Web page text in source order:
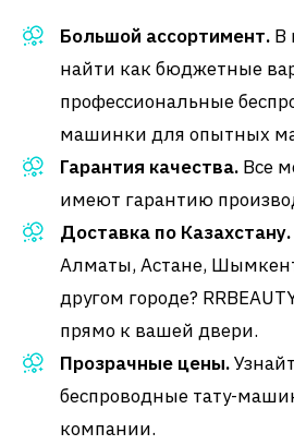
Большой ассортимент. В
найти как бюджетные
профессиональные
машинки для опытных
Гарантия качества. Все
имеют гарантию
Доставка по Казахстану.
Алматы, Астане,
другом городе?
прямо к вашей двери.
Прозрачные цены.
беспроводные тату-
компании.